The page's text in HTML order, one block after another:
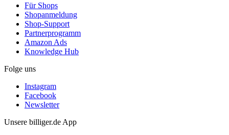
Für Shops
Shopanmeldung
Shop-Support
Partnerprogramm
Amazon Ads
Knowledge Hub
Folge uns
Instagram
Facebook
Newsletter
Unsere billiger.de App